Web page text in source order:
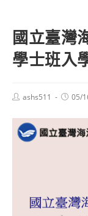
國立臺灣
學士班入
Postashs511
Post05/